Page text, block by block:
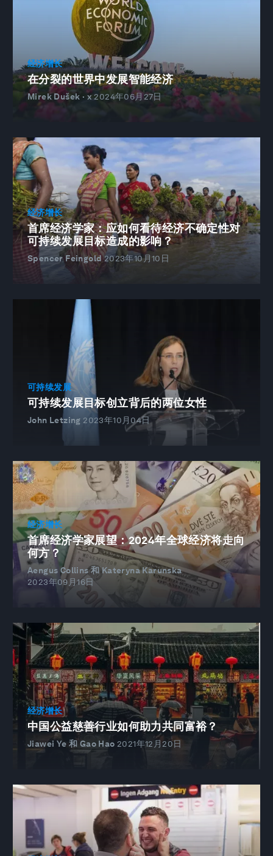
经济增长
在分裂的世界中发展智能经济
Mirek Dušek · x 2024年06月27日
经济增长
首席经济学家：应如何看待经济不确定性对
可持续发展目标造成的影响？
Spencer Feingold 2023年10月10日
可持续发展
可持续发展目标创立背后的两位女性
John Letzing 2023年10月04日
经济增长
首席经济学家展望：2024年全球经济将走向
何方？
Aengus Collins 和 Kateryna Karunska
2023年09月16日
经济增长
中国公益慈善行业如何助力共同富裕？
Jiawei Ye 和 Gao Hao 2021年12月20日